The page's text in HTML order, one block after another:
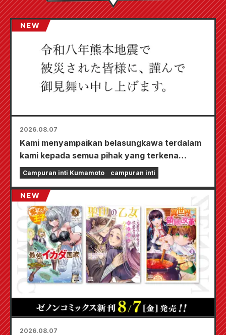
2026.08.07
Kami menyampaikan belasungkawa terdalam
kami kepada semua pihak yang terkena
dampak Gempa Bumi Kumamoto 2026.
Campuran inti Kumamoto campuran inti
2026.08.07